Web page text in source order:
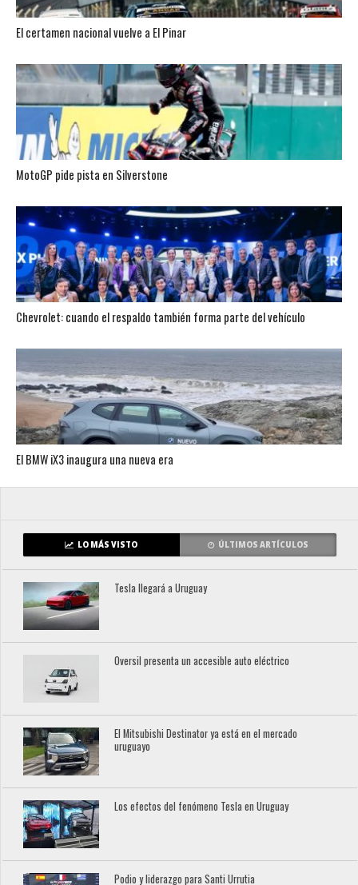
El certamen nacional vuelve a El Pinar
MotoGP pide pista en Silverstone
Chevrolet: cuando el respaldo también forma parte del vehículo
El BMW iX3 inaugura una nueva era
LO MÁS VISTO ÚLTIMOS ARTÍCULOS
Tesla llegará a Uruguay
Oversil presenta un accesible auto eléctrico
El Mitsubishi Destinator ya está en el mercado
uruguayo
Los efectos del fenómeno Tesla en Uruguay
Podio y liderazgo para Santi Urrutia